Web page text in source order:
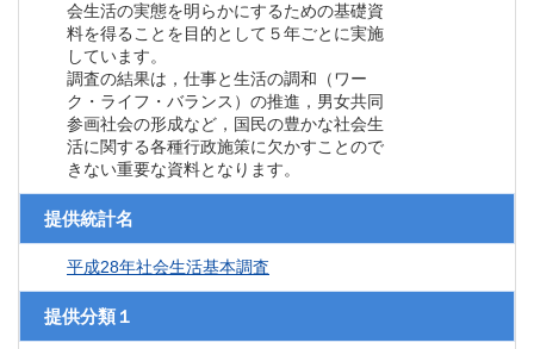
会生活の実態を明らかにするための基礎資
料を得ることを目的として５年ごとに実施
しています。
調査の結果は，仕事と生活の調和（ワー
ク・ライフ・バランス）の推進，男女共同
参画社会の形成など，国民の豊かな社会生
活に関する各種行政施策に欠かすことので
きない重要な資料となります。
提供統計名
平成28年社会生活基本調査
提供分類１